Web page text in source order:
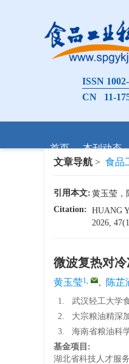
ISSN
CN 11-
首页 本刊动态
文章导航 > 食品
引用本文: 黄玉莹，
Citation: HUANG
2026,
微波复热对
黄玉莹1, , 陈芷
1.
武汉轻工大学
2.
大宗粮油精深
3.
海南省粮油科
基金项目:
湖北省科技人才服